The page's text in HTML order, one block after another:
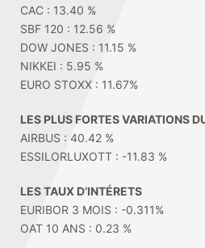
CAC : 13.40 %
SBF 120 : 12.56 %
DOW JONES : 11.15 %
NIKKEI : 5.95 %
EURO STOXX : 11.67%
LES PLUS FORTES VARIATIONS
AIRBUS : 40.42 %
ESSILORLUXOTT : -11.83 %
LES TAUX D’INTÉRETS
EURIBOR 3 MOIS : -0.311%
OAT 10 ANS : 0.23 %